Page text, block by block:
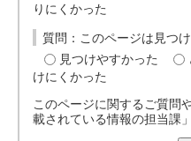
りにくかった
質問：このページは見つ
見つけやすかった
けにくかった
このページに関するご質問
載されている情報の担当課